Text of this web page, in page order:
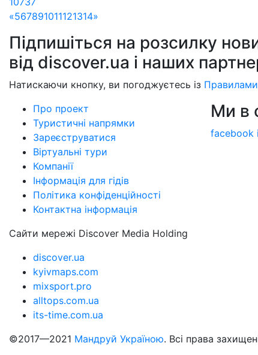
«567891011121314»
Підпишіться на розсилку
від discover.ua і наших
Натискаючи кнопку, ви погоджуєтесь із
Про проект
Туристичні напрямки
Зареєструватися
Віртуальні тури
Компанії
Інформація для гідів
Політика конфіденційності
Контактна інформація
Ми в
facebook
Сайти мережі Discover Media Holding
discover.ua
kyivmaps.com
mixsport.pro
alltops.com.ua
its-time.com.ua
©2017—2021 Мандруй Україною. Всі права